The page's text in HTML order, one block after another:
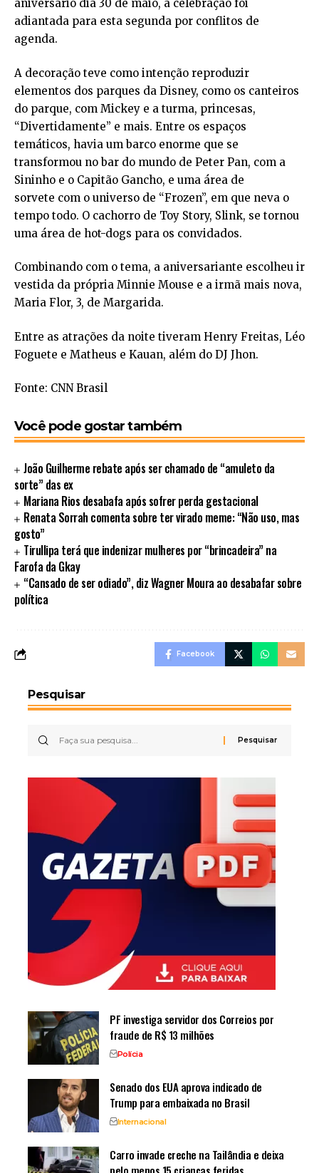
aniversário dia 30 de maio, a celebração foi
adiantada para esta segunda por conflitos de
agenda.
A decoração teve como intenção reproduzir
elementos dos parques da Disney, como os canteiros
do parque, com Mickey e a turma, princesas,
“Divertidamente” e mais. Entre os espaços
temáticos, havia um barco enorme que se
transformou no bar do mundo de Peter Pan, com a
Sininho e o Capitão Gancho, e uma área de
sorvete com o universo de “Frozen”, em que neva o
tempo todo. O cachorro de Toy Story, Slink, se tornou
uma área de hot-dogs para os convidados.
Combinando com o tema, a aniversariante escolheu ir
vestida da própria Minnie Mouse e a irmã mais nova,
Maria Flor, 3, de Margarida.
Entre as atrações da noite tiveram Henry Freitas, Léo
Foguete e Matheus e Kauan, além do DJ Jhon.
Fonte: CNN Brasil
Você pode gostar também
João Guilherme rebate após ser chamado de “amuleto da
sorte” das ex
Mariana Rios desabafa após sofrer perda gestacional
Renata Sorrah comenta sobre ter virado meme: “Não uso, mas
gosto”
Tirullipa terá que indenizar mulheres por “brincadeira” na
Farofa da Gkay
“Cansado de ser odiado”, diz Wagner Moura ao desabafar sobre
política
Facebook
Pesquisar
PF investiga servidor dos Correios por
fraude de R$ 13 milhões
Polícia
Senado dos EUA aprova indicado de
Trump para embaixada no Brasil
Internacional
Carro invade creche na Tailândia e deixa